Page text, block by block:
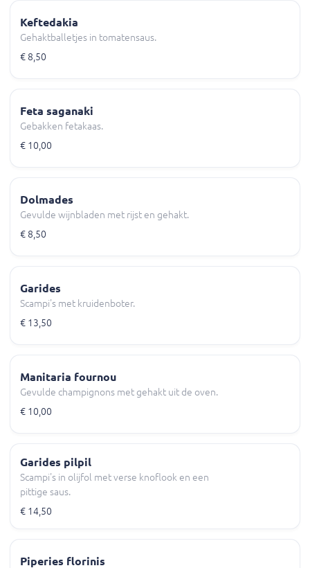
Keftedakia
Gehaktballetjes in tomatensaus.
€ 8,50
Feta saganaki
Gebakken fetakaas.
€ 10,00
Dolmades
Gevulde wijnbladen met rijst en gehakt.
€ 8,50
Garides
Scampi's met kruidenboter.
€ 13,50
Manitaria fournou
Gevulde champignons met gehakt uit de oven.
€ 10,00
Garides pilpil
Scampi's in olijfol met verse knoflook en een
pittige saus.
€ 14,50
Piperies florinis